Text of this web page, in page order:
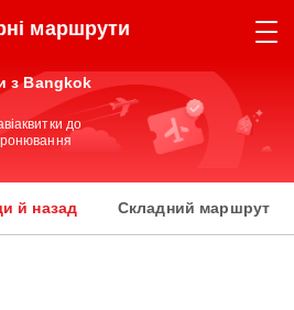
маршрути
з Bangkok
до
й назад Складний маршрут